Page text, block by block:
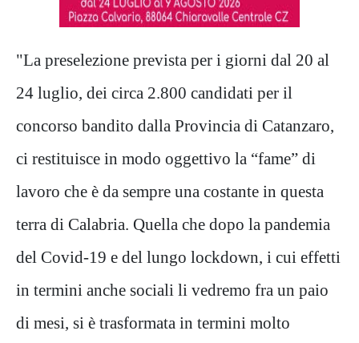
"La preselezione prevista per i giorni dal 20 al
24 luglio, dei circa 2.800 candidati per il
concorso bandito dalla Provincia di Catanzaro,
ci restituisce in modo oggettivo la “fame” di
lavoro che è da sempre una costante in questa
terra di Calabria. Quella che dopo la pandemia
del Covid-19 e del lungo lockdown, i cui effetti
in termini anche sociali li vedremo fra un paio
di mesi, si è trasformata in termini molto